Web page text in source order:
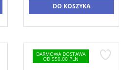
DO KOSZYKA
DARMOWA DOSTAWA
OD 950.00 PLN